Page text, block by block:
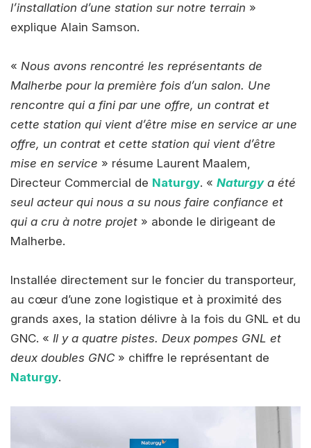
l’installation d’une station sur notre terrain »
explique Alain Samson.
« Nous avons rencontré les représentants de
Malherbe pour la première fois d’un salon. Une
rencontre qui a fini par une offre, un contrat et
cette station qui vient d’être mise en service ar une
offre, un contrat et cette station qui vient d’être
mise en service » résume Laurent Maalem,
Directeur Commercial de Naturgy. « Naturgya été
seul acteur qui nous a su nous faire confiance et
qui a cru à notre projet » abonde le dirigeant de
Malherbe.
Installée directement sur le foncier du transporteur,
au cœur d’une zone logistique et à proximité des
grands axes, la station délivre à la fois du GNL et du
GNC. « Il y a quatre pistes. Deux pompes GNL et
deux doubles GNC » chiffre le représentant de
Naturgy.